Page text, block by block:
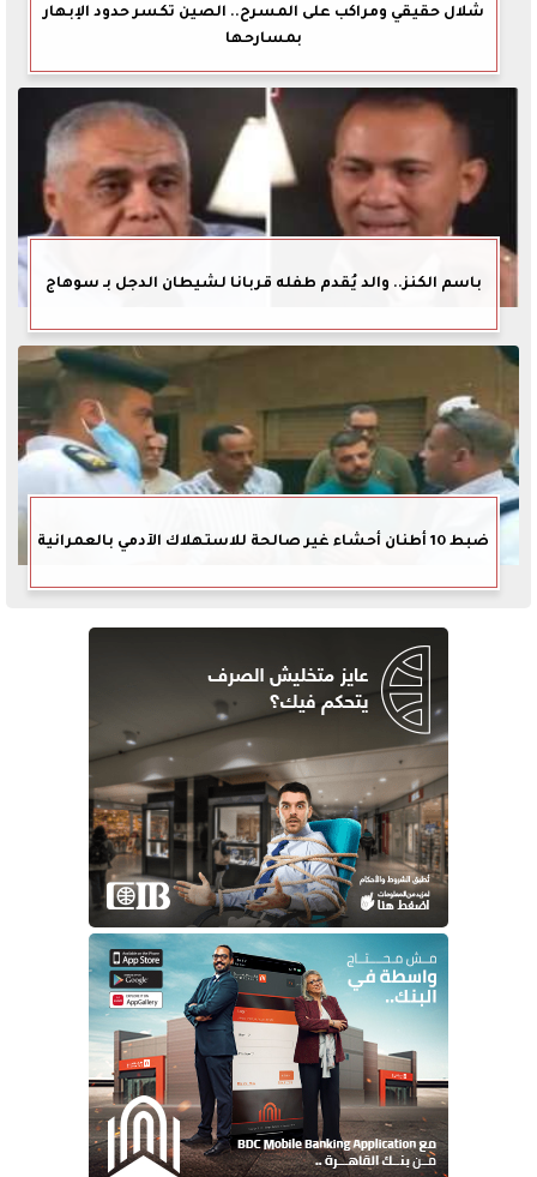
شلال حقيقي ومراكب على المسرح.. الصين تكسر حدود الإبهار
بمسارحها
باسم الكنز.. والد يُقدم طفله قربانا لشيطان الدجل بـ سوهاج
ضبط 10 أطنان أحشاء غير صالحة للاستهلاك الآدمي بالعمرانية